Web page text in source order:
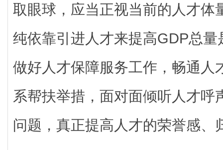
取眼球，应当正视当前的人才体
纯依靠引进人才来提高GDP总
做好人才保障服务工作，畅通人
系帮扶举措，面对面倾听人才呼
问题，真正提高人才的荣誉感、